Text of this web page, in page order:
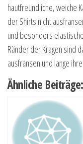
hautfreundliche, weiche
der Shirts nicht
und besonders
Ränder der Kragen sind
ausfransen und lange
Ähnliche Beiträge: